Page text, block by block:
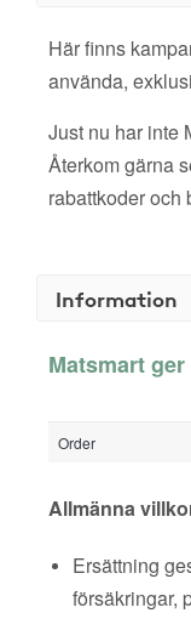
Här finns
använda,
Just nu har inte
Återkom gärna
rabattkoder och
Information
Matsmart
Order
Allmänna
Ersättning
försäkringar,